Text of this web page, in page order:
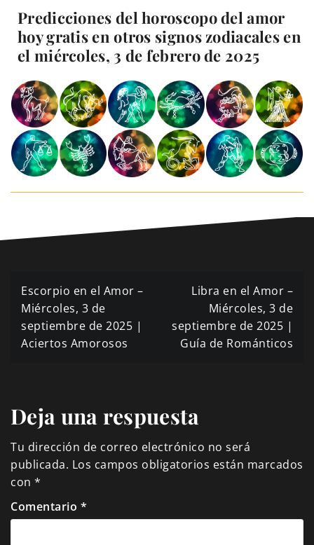
Predicciones del horoscopo del amor
hoy gratis en otros signos zodiacales en
el miércoles, 3 de febrero de 2025
Navegación
de
entradas
Escorpio en el Amor –
Miércoles, 3 de
septiembre de 2025 |
Aciertos Amorosos
Libra en el Amor –
Miércoles, 3 de
septiembre de 2025 |
Guía de Románticos
Deja una respuesta
Tu dirección de correo electrónico no será
publicada. Los campos obligatorios están marcados
con *
Comentario *